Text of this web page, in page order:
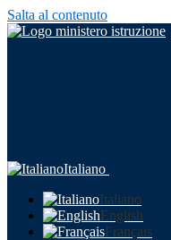
Salta al contenuto
Italiano
Italiano
English
Français